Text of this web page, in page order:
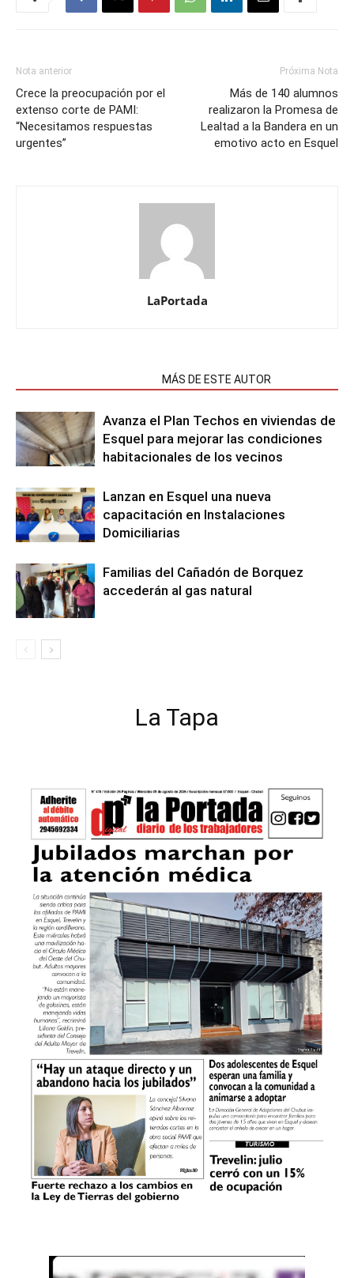
Nota anterior
Crece la preocupación por el
extenso corte de PAMI:
“Necesitamos respuestas
urgentes”
Próxima Nota
Más de 140 alumnos
realizaron la Promesa de
Lealtad a la Bandera en un
emotivo acto en Esquel
LaPortada
MÁS DE ESTE AUTOR
Avanza el Plan Techos en viviendas de
Esquel para mejorar las condiciones
habitacionales de los vecinos
Lanzan en Esquel una nueva
capacitación en Instalaciones
Domiciliarias
Familias del Cañadón de Borquez
accederán al gas natural
La Tapa